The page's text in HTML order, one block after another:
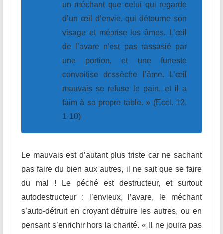
un méchant que celui qui regarde
d’un œil d’envie, qui détourne son
visage et méprise les âmes. L’œil
de l’avare n’est pas rassasié par
une portion, et une funeste
convoitise dessèche l’âme. L’œil
mauvais se refuse le pain, et il a
faim à sa propre table. » (Eccl. 12,
1-10)
Le mauvais est d’autant plus triste car ne sachant
pas faire du bien aux autres, il ne sait que se faire
du mal ! Le péché est destructeur, et surtout
autodestructeur : l’envieux, l’avare, le méchant
s’auto-détruit en croyant détruire les autres, ou en
pensant s’enrichir hors la charité. « Il ne jouira pas